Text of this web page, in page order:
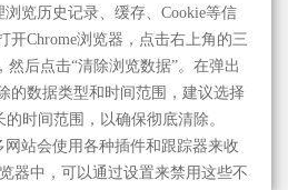
览历史记录、缓存、Cookie等信
开Chrome浏览器，点击右上角的三
然后点击“清除浏览数据”。在弹出
的数据类型和时间范围，建议选择
的时间范围，以确保彻底清除。
站会使用各种插件和跟踪器来收
器中，可以通过设置来禁用这些不